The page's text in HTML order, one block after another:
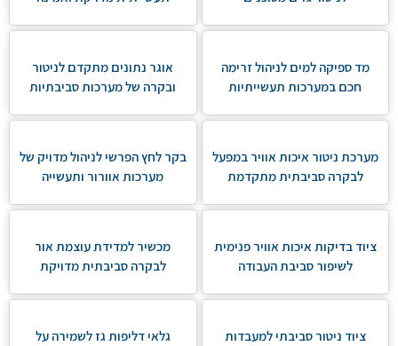
מד ספיקה למים לניהול זרימה
חכם במערכות תעשייתיות
אוגר נתונים מתקדם לניטור
ובקרה של מערכות סביבתיות
מערכת ניטור איכות אוויר במפעל
לבקרה סביבתית מתקדמת
בקר לחץ הפרשי לניהול מדויק של
מערכות אוורור ותעשייה
ציוד בדיקות איכות אוויר פנימית
לשיפור סביבת העבודה
מכשיר למדידת עוצמת אור
לבקרה סביבתית מדויקת
ציוד ניטור סביבתי למעבדות
גלאי דליפות גז לשמירה על